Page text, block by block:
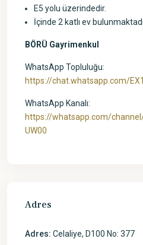
E5 yolu üzerindedir.
İçinde 2 katlı ev
BÖRÜ Gayrimenkul
WhatsApp Topluluğu:
https://chat.whatsapp.com/
WhatsApp Kanalı:
https://whatsapp.com/
UW00
Adres
Adres: Celaliye, D100 No: 377